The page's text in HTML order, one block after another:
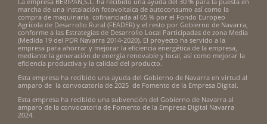
marcha de una instalación fotovoltaica de autoconsumo así como la
compra de maquinaria cofinanciada al 65 % por el Fondo Europeo
Agrícola de Desarrollo Rural (FEADER) y el resto por Gobierno de Navarra,
conforme a las Estrategias de Desarrollo Local Participadas de zona Media
(Medida 19 del PDR Navarra 2014-2020). El proyecto ha servido a la
empresa para ahorrar y mejorar la eficiencia energética de la empresa,
mediante la generación de energía renovable y local, así como mejorar la
eficiencia productiva y la calidad del producto.
Esta empresa ha recibido una ayuda del Gobierno de Navarra en virtud al
amparo de la convocatoria de 2025 de Fomento de la Empresa Digital.
Esta empresa ha recibido una subvención del Gobierno de Navarra al
amparo de la convocatoria de Fomento de la Empresa Digital Navarra
2024.